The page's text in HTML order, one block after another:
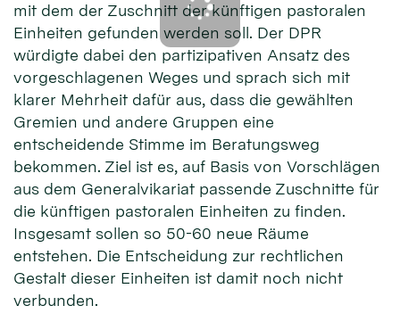
mit dem der Zuschnitt der künftigen pastoralen
Einheiten gefunden werden soll. Der DPR
würdigte dabei den partizipativen Ansatz des
vorgeschlagenen Weges und sprach sich mit
klarer Mehrheit dafür aus, dass die gewählten
Gremien und andere Gruppen eine
entscheidende Stimme im Beratungsweg
bekommen. Ziel ist es, auf Basis von Vorschlägen
aus dem Generalvikariat passende Zuschnitte für
die künftigen pastoralen Einheiten zu finden.
Insgesamt sollen so 50-60 neue Räume
entstehen. Die Entscheidung zur rechtlichen
Gestalt dieser Einheiten ist damit noch nicht
verbunden.